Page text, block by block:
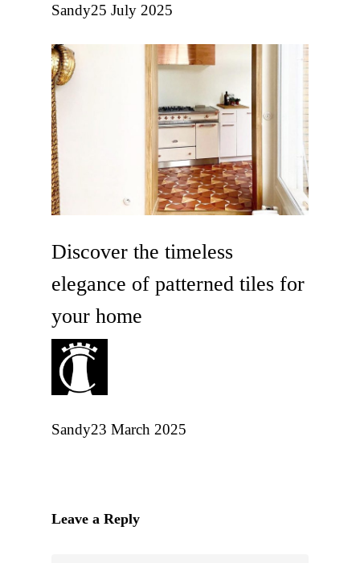
Sandy25 July 2025
Discover the timeless
elegance of patterned tiles for
your home
Sandy23 March 2025
Leave a Reply